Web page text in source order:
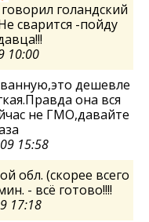
голандский
сварится -пойду
10:00
дешевле
она вся
не ГМО,давайте
15:58
обл. (скорее всего
- всё готово!!!!
17:18